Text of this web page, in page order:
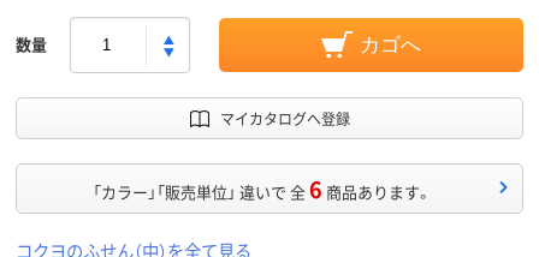
数量 カゴへ
マイカタログへ登録
「カラー」「販売単位」 違いで 全6 商品あります。
コクヨのふせん（中）を全て見る